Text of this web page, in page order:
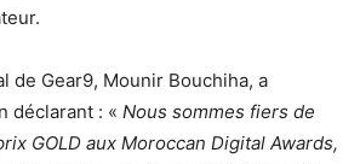
de Gear9, Mounir Bouchiha, a
déclarant : « Nous sommes fiers de
GOLD aux Moroccan Digital Awards,